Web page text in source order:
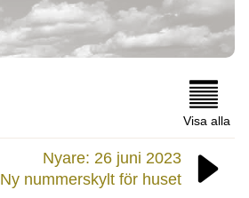
Visa alla
Nyare: 26 juni 2023
Ny nummerskylt för huset